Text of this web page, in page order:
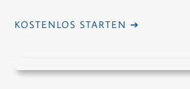
KOSTENLOS STARTEN ➔